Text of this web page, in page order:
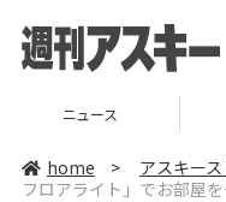
ニュース
home > アスキー
フロアライト」でお部屋を